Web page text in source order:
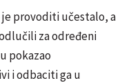
provoditi učestalo, a
za određeni
pokazao
i odbaciti ga u